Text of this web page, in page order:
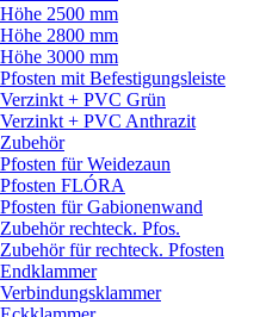
Höhe 2500 mm
Höhe 2800 mm
Höhe 3000 mm
Pfosten mit Befestigungsleiste
Verzinkt + PVC Grün
Verzinkt + PVC Anthrazit
Zubehör
Pfosten für Weidezaun
Pfosten FLÓRA
Pfosten für Gabionenwand
Zubehör rechteck. Pfos.
Zubehör für rechteck. Pfosten
Endklammer
Verbindungsklammer